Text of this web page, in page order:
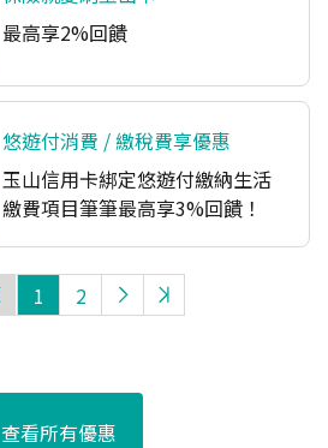
最高享2%回饋
悠遊付消費 / 繳稅費享優惠
玉山信用卡綁定悠遊付繳納生活
繳費項目筆筆最高享3%回饋！
1 2
查看所有優惠